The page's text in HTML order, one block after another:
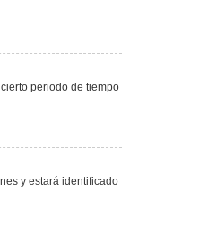
periodo de tiempo
y estará identificado